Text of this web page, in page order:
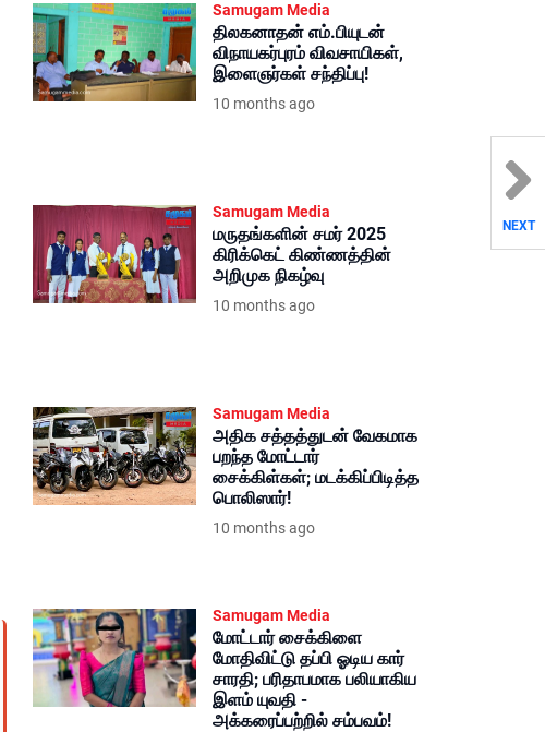
NEXT
Samugam Media
திலகனாதன் எம்.பியுடன்
விநாயகர்புரம் விவசாயிகள்,
இளைஞர்கள் சந்திப்பு!
10 months ago
Samugam Media
மருதங்களின் சமர் 2025
கிரிக்கெட் கிண்ணத்தின்
அறிமுக நிகழ்வு
10 months ago
Samugam Media
அதிக சத்தத்துடன் வேகமாக
பறந்த மோட்டார்
சைக்கிள்கள்; மடக்கிப்பிடித்த
பொலிஸார்!
10 months ago
Samugam Media
மோட்டார் சைக்கிளை
மோதிவிட்டு தப்பி ஓடிய கார்
சாரதி; பரிதாபமாக பலியாகிய
இளம் யுவதி -
அக்கரைப்பற்றில் சம்பவம்!